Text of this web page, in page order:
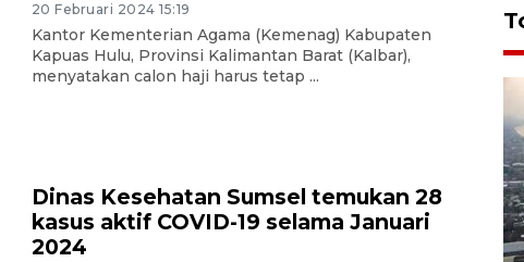
20 Februari 2024 15:19
Kantor Kementerian Agama (Kemenag) Kabupaten
Kapuas Hulu, Provinsi Kalimantan Barat (Kalbar),
menyatakan calon haji harus tetap ...
Dinas Kesehatan Sumsel temukan 28
kasus aktif COVID-19 selama Januari
2024